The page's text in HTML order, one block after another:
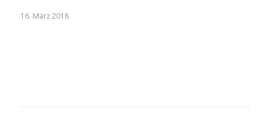
16. März 2018